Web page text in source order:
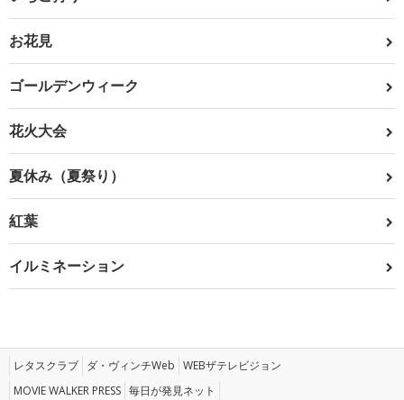
お花見
ゴールデンウィーク
花火大会
夏休み（夏祭り）
紅葉
イルミネーション
レタスクラブ ダ・ヴィンチWeb WEBザテレビジョン
MOVIE WALKER PRESS 毎日が発見ネット